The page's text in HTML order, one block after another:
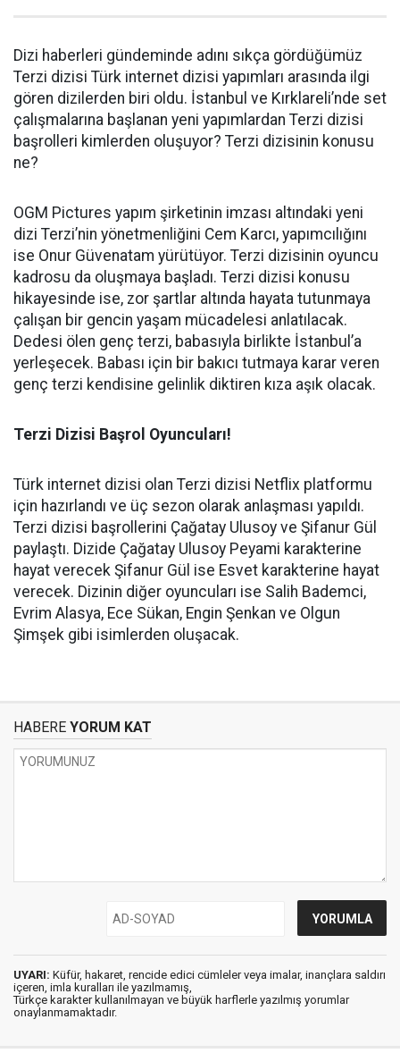
Dizi haberleri gündeminde adını sıkça gördüğümüz
Terzi dizisi Türk internet dizisi yapımları arasında ilgi
gören dizilerden biri oldu. İstanbul ve Kırklareli’nde set
çalışmalarına başlanan yeni yapımlardan Terzi dizisi
başrolleri kimlerden oluşuyor? Terzi dizisinin konusu
ne?
OGM Pictures yapım şirketinin imzası altındaki yeni
dizi Terzi’nin yönetmenliğini Cem Karcı, yapımcılığını
ise Onur Güvenatam yürütüyor. Terzi dizisinin oyuncu
kadrosu da oluşmaya başladı. Terzi dizisi konusu
hikayesinde ise, zor şartlar altında hayata tutunmaya
çalışan bir gencin yaşam mücadelesi anlatılacak.
Dedesi ölen genç terzi, babasıyla birlikte İstanbul’a
yerleşecek. Babası için bir bakıcı tutmaya karar veren
genç terzi kendisine gelinlik diktiren kıza aşık olacak.
Terzi Dizisi Başrol Oyuncuları!
Türk internet dizisi olan Terzi dizisi Netflix platformu
için hazırlandı ve üç sezon olarak anlaşması yapıldı.
Terzi dizisi başrollerini Çağatay Ulusoy ve Şifanur Gül
paylaştı. Dizide Çağatay Ulusoy Peyami karakterine
hayat verecek Şifanur Gül ise Esvet karakterine hayat
verecek. Dizinin diğer oyuncuları ise Salih Bademci,
Evrim Alasya, Ece Sükan, Engin Şenkan ve Olgun
Şimşek gibi isimlerden oluşacak.
HABERE YORUM KAT
UYARI: Küfür, hakaret, rencide edici cümleler veya imalar, inançlara saldırı
içeren, imla kuralları ile yazılmamış,
Türkçe karakter kullanılmayan ve büyük harflerle yazılmış yorumlar
onaylanmamaktadır.